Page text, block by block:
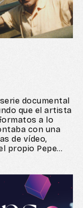
documental
que el artista
a lo
con una
de vídeo,
propio Pepe